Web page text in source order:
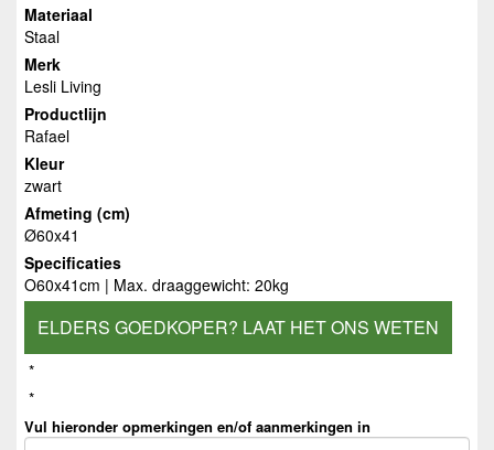
Materiaal
Staal
Merk
Lesli Living
Productlijn
Rafael
Kleur
zwart
Afmeting (cm)
Ø60x41
Specificaties
O60x41cm | Max. draaggewicht: 20kg
ELDERS GOEDKOPER? LAAT HET ONS WETEN
*
*
Vul hieronder opmerkingen en/of aanmerkingen in